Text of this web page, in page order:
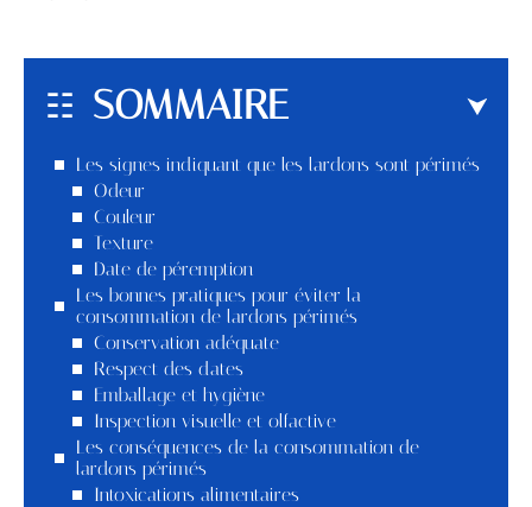
SOMMAIRE
Les signes indiquant que les lardons sont périmés
Odeur
Couleur
Texture
Date de péremption
Les bonnes pratiques pour éviter la
consommation de lardons périmés
Conservation adéquate
Respect des dates
Emballage et hygiène
Inspection visuelle et olfactive
Les conséquences de la consommation de
lardons périmés
Intoxications alimentaires